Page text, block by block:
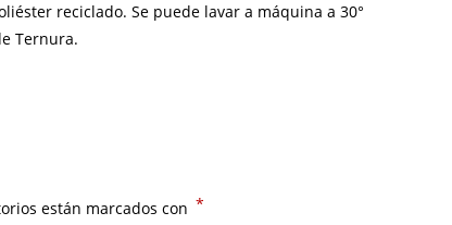
reciclado. Se puede lavar a máquina a 30°
Ternura.
están marcados con *